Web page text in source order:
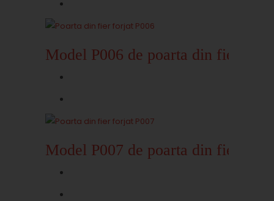
Model P006 de poarta din fier
Model P007 de poarta din fier